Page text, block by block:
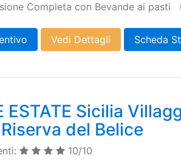
Completa con Bevande ai pasti
Vedi Dettagli Scheda
ESTATE Sicilia
del Belice
10/10